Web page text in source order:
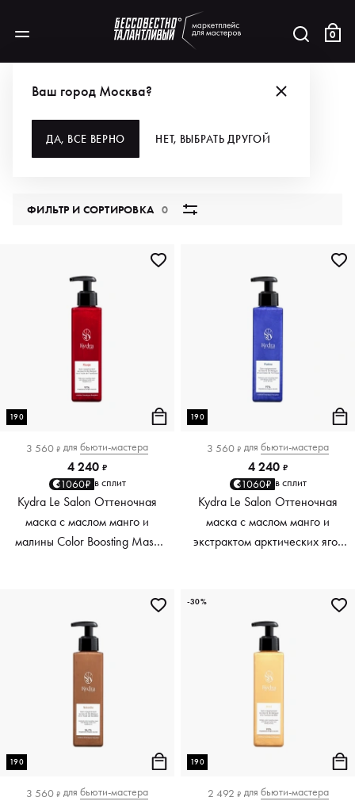
0
Ваш город Москва?
ДА, ВСЕ ВЕРНО НЕТ, ВЫБРАТЬ ДРУГОЙ
ВСЕ КАТЕГОРИИ
ФИЛЬТР И СОРТИРОВКА0
190
3 560 ₽ для бьюти-мастера
4 240 ₽
1060₽ в сплит
Kydra Le Salon Оттеночная
маска с маслом манго и
малины Color Boosting Mask
190
3 560 ₽ для бьюти-мастера
4 240 ₽
1060₽ в сплит
Kydra Le Salon Оттеночная
маска с маслом манго и
экстрактом арктических ягод
190
3 560 ₽ для бьюти-мастера
190
2 492 ₽ для бьюти-мастера
-30%